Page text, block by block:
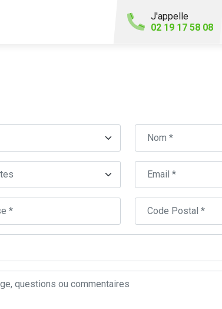
J'appelle
02 19 17 58 08
Nom
Email
Code
concerné (ville ou CP)